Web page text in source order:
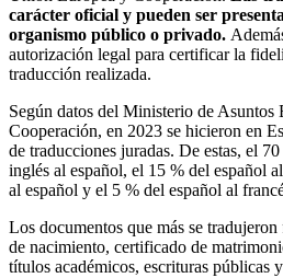
carácter oficial y pueden ser
organismo público o privado.
autorización legal para certificar la
traducción realizada.
Según datos del Ministerio de
Cooperación, en 2023 se hicieron en
de traducciones juradas. De estas, el
inglés al español, el 15 % del español
al español y el 5 % del español al
Los documentos que más se
de nacimiento, certificado de
títulos académicos, escrituras públicas